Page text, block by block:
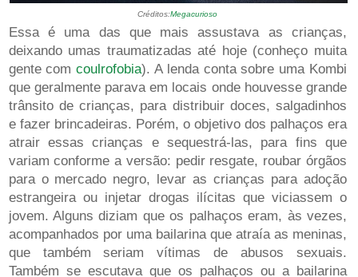
Créditos:Megacurioso
Essa é uma das que mais assustava as crianças,
deixando umas traumatizadas até hoje (conheço muita
gente comcoulrofobia). A lenda conta sobre uma Kombi
que geralmente parava em locais onde houvesse grande
trânsito de crianças, para distribuir doces, salgadinhos
e fazer brincadeiras. Porém, o objetivo dos palhaços era
atrair essas crianças e sequestrá-las, para fins que
variam conforme a versão: pedir resgate, roubar órgãos
para o mercado negro, levar as crianças para adoção
estrangeira ou injetar drogas ilícitas que viciassem o
jovem. Alguns diziam que os palhaços eram, às vezes,
acompanhados por uma bailarina que atraía as meninas,
que também seriam vítimas de abusos sexuais.
Também se escutava que os palhaços ou a bailarina